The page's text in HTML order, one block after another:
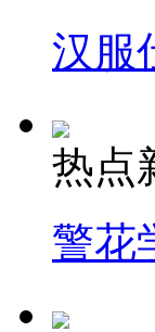
汉服
热点
警花